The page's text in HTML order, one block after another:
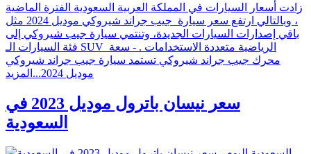
زادت أسعار السيارات في المملكة العربية السعودية الفترة الماضية
، وبالتالي ارتفع سعر سيارة جيب جراند شيروكي موديل 2024 مثل
باقي إصدارات السيارات الجديدة، وتنتمي سيارة جيب شيروكي إلى
فئة السيارات الـ SUV الرياضية متعددة الاستخدامات . - سعة
محرك جيب جراند شيروكي تستمد سيارة جيب جراند شيروكي
موديل 2024...
المزيد
سعر نيسان باترول موديل 2023 في
السعودية